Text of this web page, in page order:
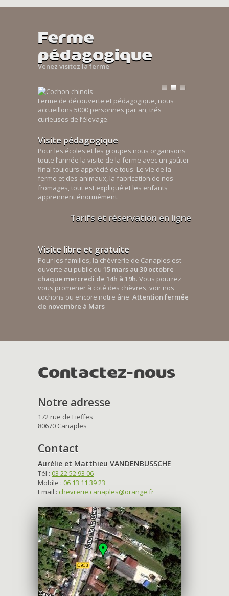
Ferme
pédagogique
Venez visitez la ferme
Ferme de découverte et pédagogique, nous
accueillons 5000 personnes par an, trés
curieuses de l’élevage.
Visite pédagogique
Pour les écoles et les groupes nous organisons
toute l’année la visite de la ferme avec un goûter
final toujours apprécié de tous. Le vie de la
ferme et des animaux, la fabrication de nos
fromages, tout est expliqué et les enfants
apprennent énormément.
Tarifs et réservation en ligne
Visite libre et gratuite
Pour les familles, la chèvrerie de Canaples est
ouverte au public du 15 mars au 30 octobre
chaque mercredi de 14h à 19h. Vous pourrez
vous promener à coté des chèvres, voir nos
cochons ou encore notre âne. Attention fermée
de novembre à Mars
Contactez-nous
Notre adresse
172 rue de Fieffes
80670 Canaples
Contact
Aurélie et Matthieu VANDENBUSSCHE
Tél : 03 22 52 93 06
Mobile : 06 13 11 39 23
Email : chevrerie.canaples@orange.fr